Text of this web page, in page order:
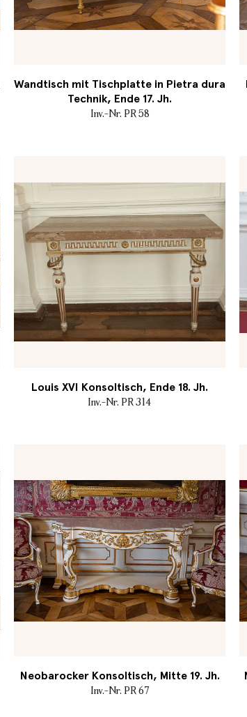
Wandtisch mit Tischplatte in Pietra dura
Technik, Ende 17. Jh.
Inv.-Nr. PR 58
Louis XVI Konsoltisch, Ende 18. Jh.
Inv.-Nr. PR 314
Neobarocker Konsoltisch, Mitte 19. Jh.
Inv.-Nr. PR 67